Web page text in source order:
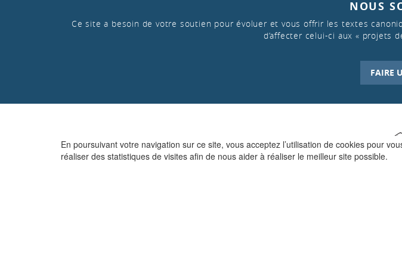
En poursuivant votre navigation sur ce site, vous acceptez l’utilisation de cookies pour
réaliser des statistiques de visites afin de nous aider à réaliser le meilleur site possible.
NOUS
Ce site a besoin de votre soutien pour évoluer et vous offrir les textes
d’affecter celui-ci aux « projets
FAIRE